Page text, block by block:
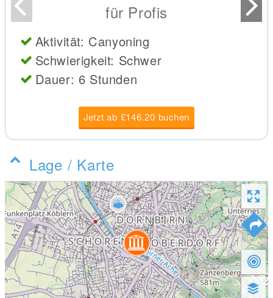
für Profis
Aktivität: Canyoning
Schwierigkeit: Schwer
Dauer: 6 Stunden
Jetzt ab £146.20 buchen
Lage / Karte